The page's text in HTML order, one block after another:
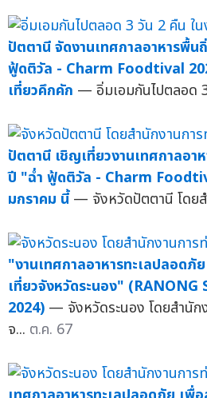
ปัตตานี จัดงานเทศกาลอาหารพื้
ฟู้ดติวัล - Charm Foodtival
เที่ยวคึกคัก — อิ่มเอมกันไปตลอด
ปัตตานี เชิญเที่ยวงานเทศกาลอ
ปี "ฉ่ำ ฟู้ดติวัล - Charm
มกราคม นี้ — จังหวัดปัตตานี โดยส
"งานเทศกาลอาหารทะเลปลอดภั
เที่ยวจังหวัดระนอง" (RANONG
2024) — จังหวัดระนอง โดยสำนัก
จ... ต.ค. 67